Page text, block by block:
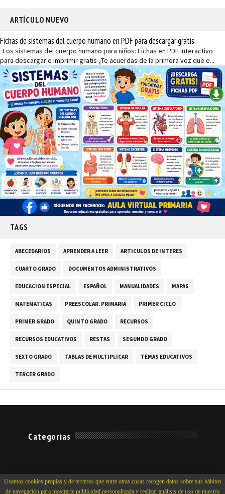
Usamos cookies propias y de terceros que entre otras cosas recogen datos sobre sus hábitos
de navegación para mostrarle publicidad personalizada y realizar análisis de uso de nuestro
ARTÍCULO NUEVO
Fichas de sistemas del cuerpo humano en PDF para descargar gratis
Los sistemas del cuerpo humano para niños: Fichas en PDF interactivo
para descargar e imprimir gratis ¿Te acuerdas de la primera vez que e...
TAGS
ABECEDARIOS APRENDER A LEER ARTICULOS DE INTERES
CUARTO GRADO DOCUMENTOS ADMINISTRATIVOS
EDUCACION ESPECIAL ESPAÑOL MANUALIDADES MAPAS
MATEMATICAS PREESCOLAR. PRIMARIA PRIMER CICLO
PRIMER GRADO QUINTO GRADO RECURSOS
RECURSOS EDUCATIVOS RESTAS SEGUNDO GRADO
SEXTO GRADO TABLAS DE MULTIPLICAR TEMAS EDUCATIVOS
TERCER GRADO
Categorias